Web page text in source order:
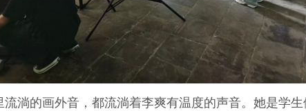
的画外音，都流淌着李爽有温度的声音。她是学生